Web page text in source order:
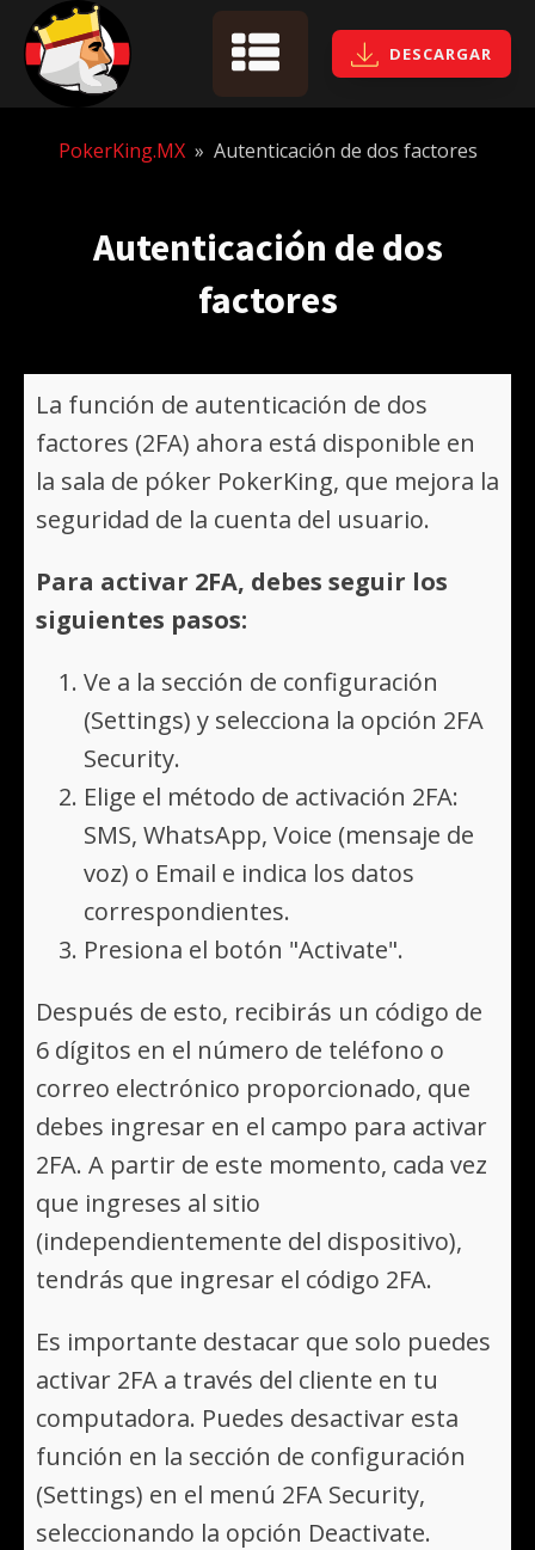
DESCARGAR
PokerKing.MX » Autenticación de dos factores
Autenticación de dos
factores
La función de autenticación de dos
factores (2FA) ahora está disponible en
la sala de póker PokerKing, que mejora la
seguridad de la cuenta del usuario.
Para activar 2FA, debes seguir los
siguientes pasos:
Ve a la sección de configuración
(Settings) y selecciona la opción 2FA
Security.
Elige el método de activación 2FA:
SMS, WhatsApp, Voice (mensaje de
voz) o Email e indica los datos
correspondientes.
Presiona el botón "Activate".
Después de esto, recibirás un código de
6 dígitos en el número de teléfono o
correo electrónico proporcionado, que
debes ingresar en el campo para activar
2FA. A partir de este momento, cada vez
que ingreses al sitio
(independientemente del dispositivo),
tendrás que ingresar el código 2FA.
Es importante destacar que solo puedes
activar 2FA a través del cliente en tu
computadora. Puedes desactivar esta
función en la sección de configuración
(Settings) en el menú 2FA Security,
seleccionando la opción Deactivate.